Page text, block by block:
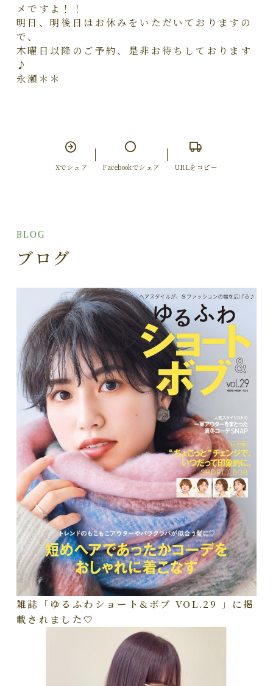
メですよ！！
明日、明後日はお休みをいただいておりますの
で、
木曜日以降のご予約、是非お待ちしております
♪
永瀬＊＊
Xでシェア Facebookでシェア URLをコピー
BLOG
ブログ
雑誌「ゆるふわショート&ボブ VOL.29 」に掲
載されました🤍